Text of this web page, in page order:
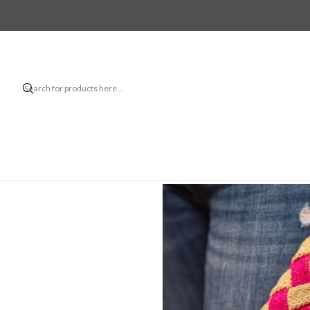
Un bolso de mano lleno de
se construye a partir de tiras
un detalle artesanal único para